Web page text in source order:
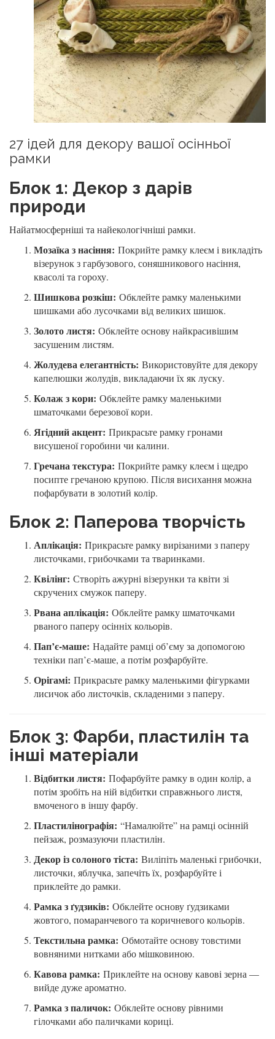
27 ідей для декору вашої осінньої
рамки
Блок 1: Декор з дарів
природи
Найатмосферніші та найекологічніші рамки.
Мозаїка з насіння: Покрийте рамку клеєм і викладіть
візерунок з гарбузового, соняшникового насіння,
квасолі та гороху.
Шишкова розкіш: Обклейте рамку маленькими
шишками або лусочками від великих шишок.
Золото листя: Обклейте основу найкрасивішим
засушеним листям.
Жолудева елегантність: Використовуйте для декору
капелюшки жолудів, викладаючи їх як луску.
Колаж з кори: Обклейте рамку маленькими
шматочками березової кори.
Ягідний акцент: Прикрасьте рамку гронами
висушеної горобини чи калини.
Гречана текстура: Покрийте рамку клеєм і щедро
посипте гречаною крупою. Після висихання можна
пофарбувати в золотий колір.
Блок 2: Паперова творчість
Аплікація: Прикрасьте рамку вирізаними з паперу
листочками, грибочками та тваринками.
Квілінг: Створіть ажурні візерунки та квіти зі
скручених смужок паперу.
Рвана аплікація: Обклейте рамку шматочками
рваного паперу осінніх кольорів.
Пап’є-маше: Надайте рамці об’єму за допомогою
техніки пап’є-маше, а потім розфарбуйте.
Орігамі: Прикрасьте рамку маленькими фігурками
лисичок або листочків, складеними з паперу.
Блок 3: Фарби, пластилін та
інші матеріали
Відбитки листя: Пофарбуйте рамку в один колір, а
потім зробіть на ній відбитки справжнього листя,
вмоченого в іншу фарбу.
Пластилінографія: “Намалюйте” на рамці осінній
пейзаж, розмазуючи пластилін.
Декор із солоного тіста: Виліпіть маленькі грибочки,
листочки, яблучка, запечіть їх, розфарбуйте і
приклейте до рамки.
Рамка з ґудзиків: Обклейте основу ґудзиками
жовтого, помаранчевого та коричневого кольорів.
Текстильна рамка: Обмотайте основу товстими
вовняними нитками або мішковиною.
Кавова рамка: Приклейте на основу кавові зерна —
вийде дуже ароматно.
Рамка з паличок: Обклейте основу рівними
гілочками або паличками кориці.